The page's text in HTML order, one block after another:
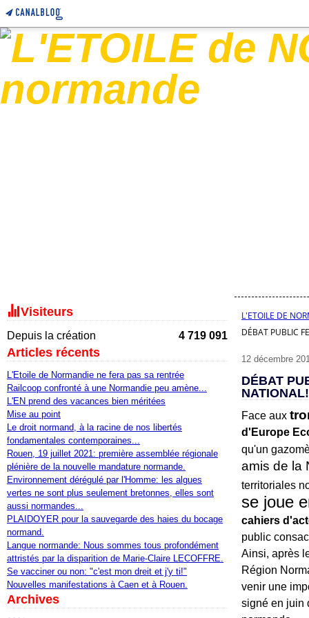
Visiteurs
Depuis la création 4 719 091
Articles récents
L'Etoile de Normandie ne fera pas sa rentrée
Railcoop confronté à une Normandie peu amène...
L'EN prend des vacances bien méritées
Mise au point
Le droit normand, à la racine de nos libertés
fondamentales contemporaines...
Rouen, 19 juillet 2021: première assemblée régionale
plénière de la nouvelle mandature normande.
Environnement dérégulé par l'Homme: les algues
vertes ne sont plus seulement bretonnes, elles sont
aussi normandes...
PLAIDOYER pour la sauvegarde des haies du bocage
normand.
Langue normande: Nous sommes tous profondément
attristés par la disparition de Marie-Claire LECOFFRE.
Se vacciner ou non: "c'est mon dreit et j'y ti!"
Nouvelles manifestations à Caen et à Rouen.
Archives
L'ETOILE DE
DÉBAT PUBLIC
12 décembre
DÉBAT
NATIONAL!
Face aux
d'Europe
qu'un
amis de la
territoriales
se joue
cahiers
public
Ainsi, après
Région
venir une
signé en juin